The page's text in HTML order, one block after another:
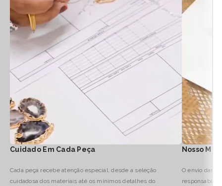
Cuidado Em Cada Peça
Cada peça recebe atenção especial, desde a seleção
cuidadosa dos materiais até os mínimos detalhes do
Nosso
O envio das